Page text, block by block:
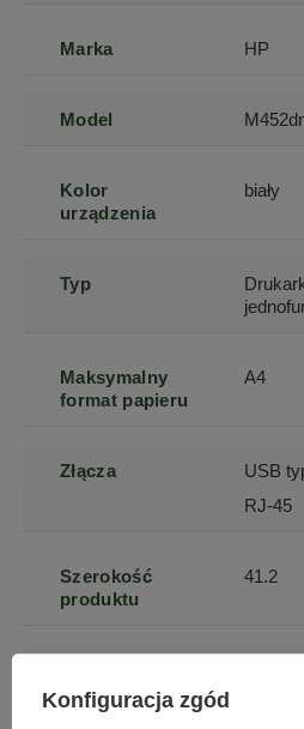
Marka HP
Model
Kolor
urządzenia
biały
Typ
Maksymalny
format papieru
A4
Złącza
USB
RJ-45
Szerokość
produktu
41.2
produktu
Konfiguracja zgód